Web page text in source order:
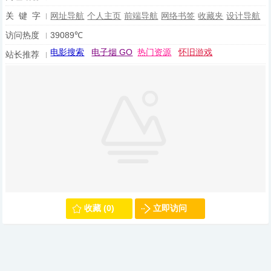
关 键 字
网址导航 个人主页 前端导航 网络书签 收藏夹 设计导航
访问热度
39089℃
站长推荐
电影搜索 电子烟 GO 热门资源 怀旧游戏
收藏 (0) 立即访问